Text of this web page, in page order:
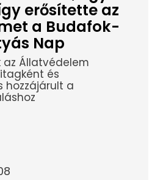
erősítette az
a Budafok-
Nap
az Állatvédelem
és
hozzájárult a